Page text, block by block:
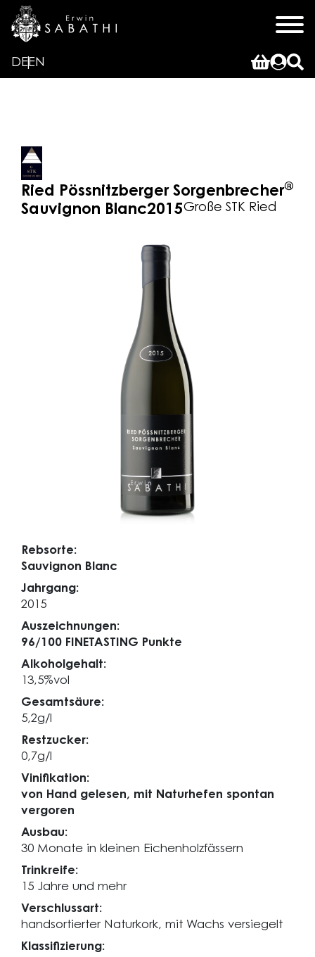
DEEN
Ried Pössnitzberger Sorgenbrecher®
Sauvignon Blanc2015Große STK Ried
Rebsorte:
Sauvignon Blanc
Jahrgang:
2015
Auszeichnungen:
96/100 FINETASTING Punkte
Alkoholgehalt:
13,5%vol
Gesamtsäure:
5,2g/l
Restzucker:
0,7g/l
Vinifikation:
von Hand gelesen, mit Naturhefen spontan
vergoren
Ausbau:
30 Monate in kleinen Eichenholzfässern
Trinkreife:
15 Jahre und mehr
Verschlussart:
handsortierter Naturkork, mit Wachs versiegelt
Klassifizierung: